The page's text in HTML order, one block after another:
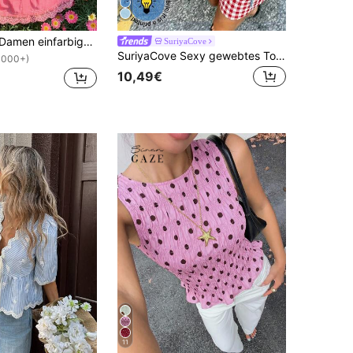
Comfortcana Damen einfarbiges Trägerhemd, modisch für den Sommer SuriyaCove
SuriyaCove Sexy gewebtes Top aus Kunstleinen mit seitlicher Bindung, modisch, lässig, für Urlaub und Strand
10,49€
11